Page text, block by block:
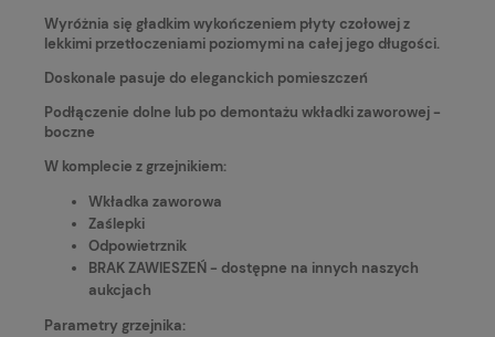
Wyróżnia się gładkim wykończeniem płyty czołowej z
lekkimi przetłoczeniami poziomymi na całej jego długości.
Doskonale pasuje do eleganckich pomieszczeń
Podłączenie dolne lub po demontażu wkładki zaworowej -
boczne
W komplecie z grzejnikiem:
Wkładka zaworowa
Zaślepki
Odpowietrznik
BRAK ZAWIESZEŃ - dostępne na innych naszych
aukcjach
Parametry grzejnika: